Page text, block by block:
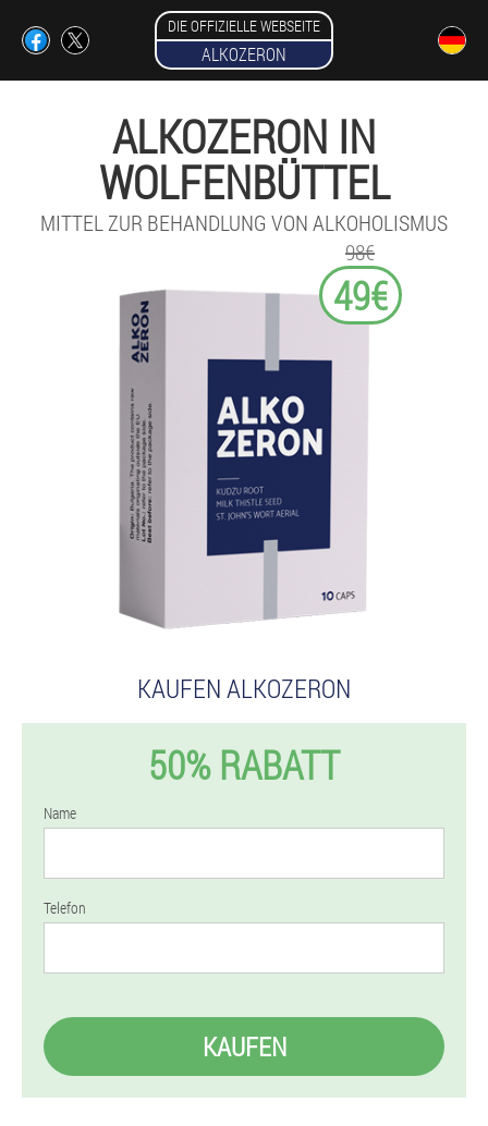
DIE OFFIZIELLE WEBSEITE
ALKOZERON
ALKOZERON IN
WOLFENBÜTTEL
MITTEL ZUR BEHANDLUNG VON ALKOHOLISMUS
98€
49€
KAUFEN ALKOZERON
50% RABATT
Name
Telefon
KAUFEN